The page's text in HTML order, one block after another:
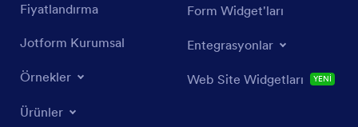
Fiyatlandırma
Jotform Kurumsal
Örnekler
Ürünler
Form Widget'ları
Entegrasyonlar
Web Site Widgetları YENİ